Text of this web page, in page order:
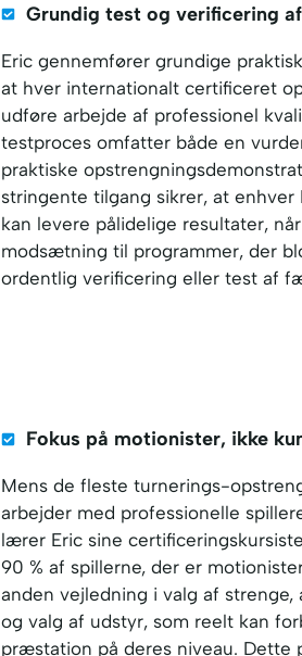
Grundig test og verificering
Eric gennemfører grundige
at hver internationalt certificeret
udføre arbejde af professionel
testproces omfatter både en
praktiske
stringente tilgang sikrer, at
kan levere pålidelige resultater,
modsætning til programmer, der
ordentlig verificering eller test af
Fokus på motionister, ikke
Mens de fleste turnerings-
arbejder med professionelle
lærer Eric sine
90 % af spillerne, der er
anden vejledning i valg af
og valg af udstyr, som reelt kan
præstation på deres niveau. Dette